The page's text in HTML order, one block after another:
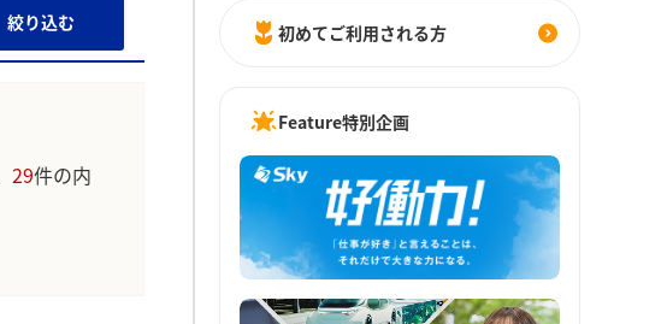
絞り込む
29件の内
初めてご利用される方
Feature特別企画